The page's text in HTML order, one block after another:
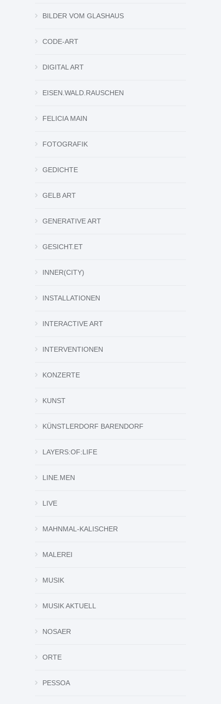
BILDER VOM GLASHAUS
CODE-ART
DIGITAL ART
EISEN.WALD.RAUSCHEN
FELICIA MAIN
FOTOGRAFIK
GEDICHTE
GELB ART
GENERATIVE ART
GESICHT.ET
INNER(CITY)
INSTALLATIONEN
INTERACTIVE ART
INTERVENTIONEN
KONZERTE
KUNST
KÜNSTLERDORF BARENDORF
LAYERS:OF:LIFE
LINE.MEN
LIVE
MAHNMAL-KALISCHER
MALEREI
MUSIK
MUSIK AKTUELL
NOSAER
ORTE
PESSOA